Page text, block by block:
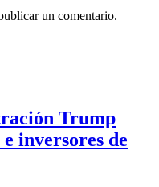
un comentario.
Trump
inversores de